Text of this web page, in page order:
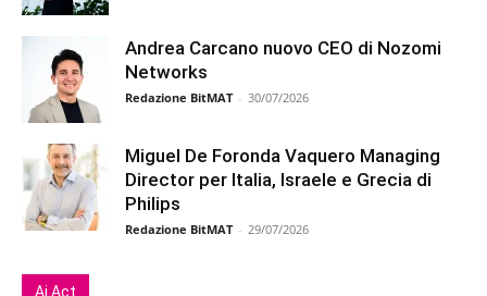
Andrea Carcano nuovo CEO di Nozomi
Networks
Redazione BitMAT - 30/07/2026
Miguel De Foronda Vaquero Managing
Director per Italia, Israele e Grecia di
Philips
Redazione BitMAT - 29/07/2026
Ai Act